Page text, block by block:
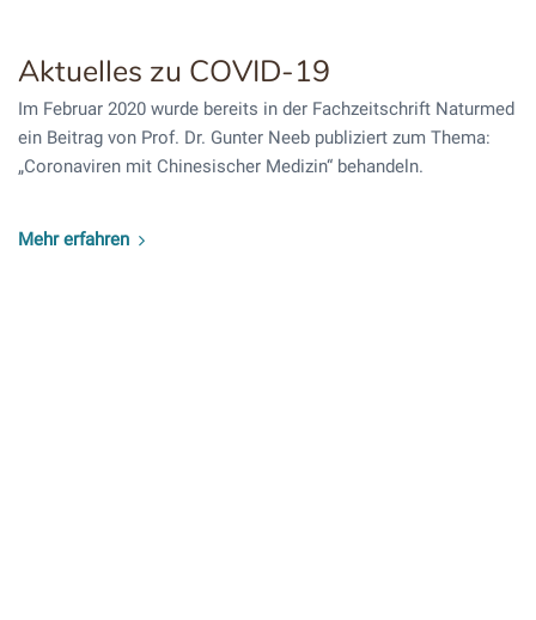
Aktuelles zu COVID-19
Im Februar 2020 wurde bereits in der Fachzeitschrift Naturmed
ein Beitrag von Prof. Dr. Gunter Neeb publiziert zum Thema:
„Coronaviren mit Chinesischer Medizin“ behandeln.
Mehr erfahren